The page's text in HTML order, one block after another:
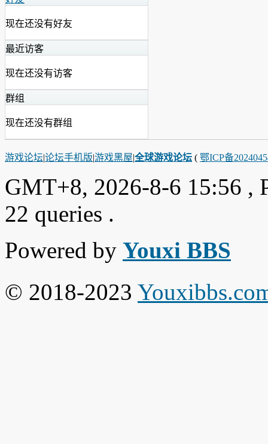
现在还没有好友
最近访客
现在还没有访客
群组
现在还没有群组
游戏论坛|论坛手机版|游戏黑屋|全球游戏论坛 ( 鄂ICP备
GMT+8, 2026-8-6 15:56 ,
22 queries .
Powered by Youxi BBS
© 2018-2023